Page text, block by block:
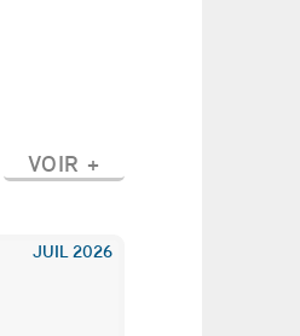
VOIR +
JUIL 2026